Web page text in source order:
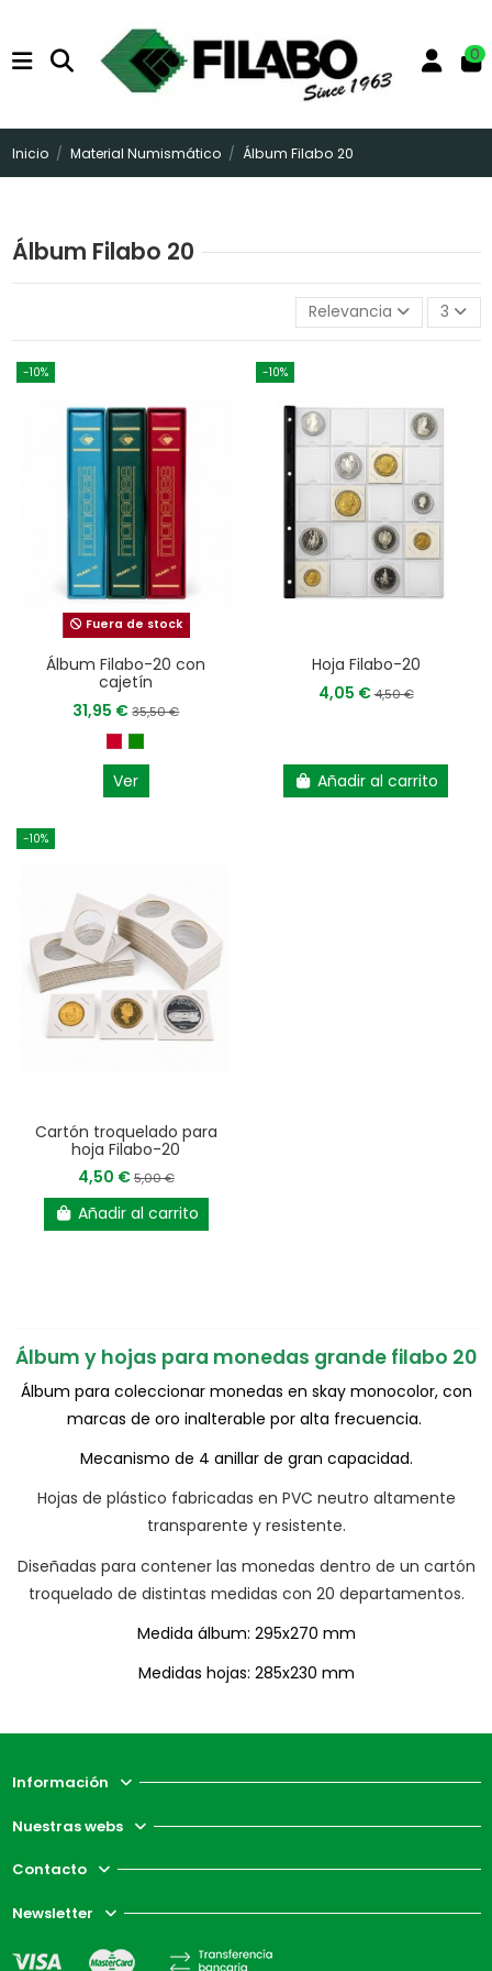
0
Inicio Material Numismático Álbum Filabo 20
Álbum Filabo 20
Relevancia 3
-10%
Fuera de stock
Álbum Filabo-20 con
cajetín
31,95 €35,50 €
Ver
-10%
Hoja Filabo-20
4,05 €4,50 €
Añadir al carrito
-10%
Cartón troquelado para
hoja Filabo-20
4,50 €5,00 €
Añadir al carrito
Álbum y hojas para monedas grande filabo 20
Álbum para coleccionar monedas en skay monocolor, con
marcas de oro inalterable por alta frecuencia.
Mecanismo de 4 anillar de gran capacidad.
Hojas de plástico fabricadas en PVC neutro altamente
transparente y resistente.
Diseñadas para contener las monedas dentro de un cartón
troquelado de distintas medidas con 20 departamentos.
Medida álbum: 295x270 mm
Medidas hojas: 285x230 mm
Información
Nuestras webs
Contacto
Newsletter